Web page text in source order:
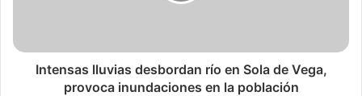
Intensas lluvias desbordan río en Sola de Vega,
provoca inundaciones en la población